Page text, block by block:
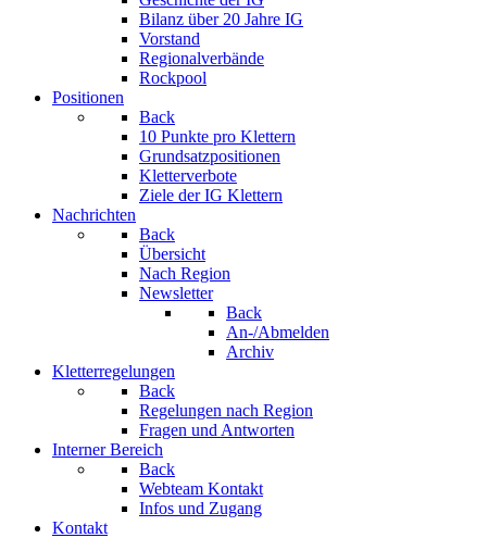
Bilanz über 20 Jahre IG
Vorstand
Regionalverbände
Rockpool
Positionen
Back
10 Punkte pro Klettern
Grundsatzpositionen
Kletterverbote
Ziele der IG Klettern
Nachrichten
Back
Übersicht
Nach Region
Newsletter
Back
An-/Abmelden
Archiv
Kletterregelungen
Back
Regelungen nach Region
Fragen und Antworten
Interner Bereich
Back
Webteam Kontakt
Infos und Zugang
Kontakt